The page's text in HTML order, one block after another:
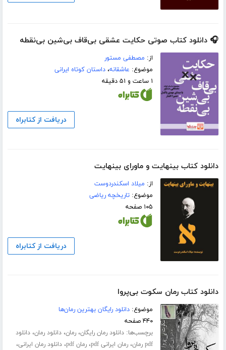
🎧 دانلود کتاب صوتی حکایت عشقی بی‌قاف بی‌شین بی‌نقطه
از: مصطفی مستور
موضوع: عاشقانه،داستان کوتاه ایرانی
۱ ساعت و ۵۱ دقیقه
دریافت از کتابراه
دانلود کتاب بینهایت و ماورای بینهایت
از: میلاد اسکندردوست
موضوع:تاریخچه ریاضی
۱۰۵ صفحه
دریافت از کتابراه
دانلود کتاب رمان سکوت بی‌پروا
موضوع:دانلود رایگان بهترین رمان‌ها
۴۴۰ صفحه
برچسب‌ها:دانلود رمان رایگان،رمان،دانلود رمان،دانلود
pdf رمان
،رمان ایرانی pdf ،رمان pdf ،دانلود رمان ایرانی،